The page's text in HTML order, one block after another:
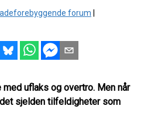
forum
uflaks og overtro. Men når
sjelden tilfeldigheter som